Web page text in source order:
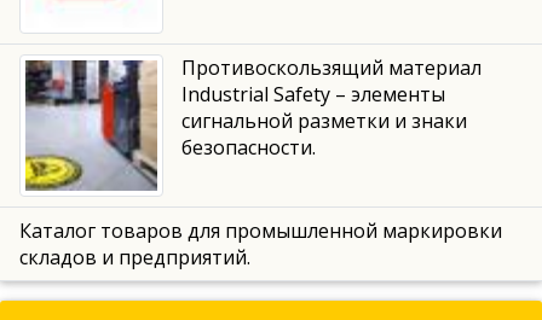
Противоскользящий материал
Industrial Safety – элементы
сигнальной разметки и знаки
безопасности.
Каталог товаров для промышленной маркировки
складов и предприятий.